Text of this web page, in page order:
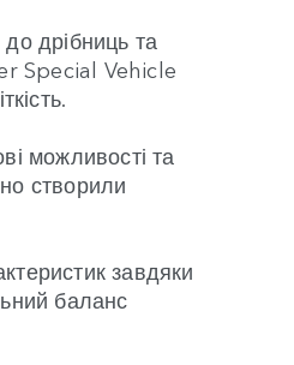
дрібниць та
Special Vehicle
можливості та
створили
завдяки
баланс